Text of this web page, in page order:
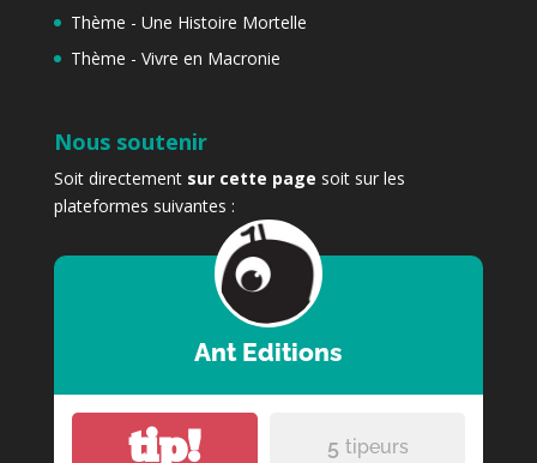
Thème - Une Histoire Mortelle
Thème - Vivre en Macronie
Nous soutenir
Soit directement sur cette page soit sur les
plateformes suivantes :
Ant Editions
tip! 5 tipeurs